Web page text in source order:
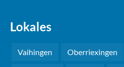
Lokales
Vaihingen Oberriexingen